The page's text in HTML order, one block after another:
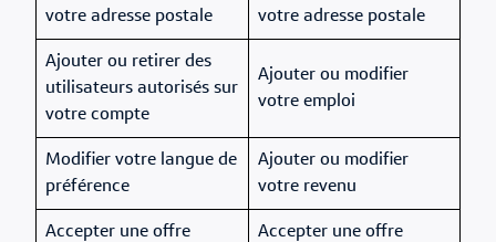
votre adresse postale
votre adresse postale
Ajouter ou retirer des
utilisateurs autorisés sur
votre compte
Ajouter ou modifier
votre emploi
Modifier votre langue de
préférence
Ajouter ou modifier
votre revenu
Accepter une offre
Accepter une offre